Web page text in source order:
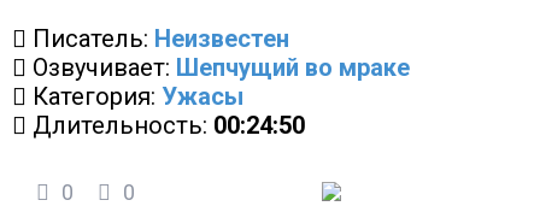
Писатель: Неизвестен
Озвучивает: Шепчущий во мраке
Категория: Ужасы
Длительность: 00:24:50
0 0